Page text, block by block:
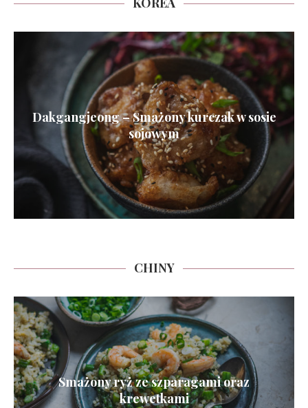
Dakgangjeong – Smażony kurczak w sosie
sojowym
CHINY
Smażony ryż ze szparagami oraz
krewetkami